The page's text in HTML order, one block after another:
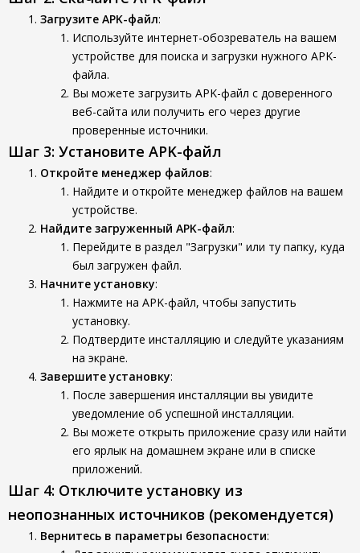
Загрузите APK-файл:
Используйте интернет-обозреватель на вашем
устройстве для поиска и загрузки нужного APK-
файла.
Вы можете загрузить APK-файл с доверенного
веб-сайта или получить его через другие
проверенные источники.
Шаг 3: Установите APK-файл
Откройте менеджер файлов:
Найдите и откройте менеджер файлов на вашем
устройстве.
Найдите загруженный APK-файл:
Перейдите в раздел "Загрузки" или ту папку, куда
был загружен файл.
Начните установку:
Нажмите на APK-файл, чтобы запустить
установку.
Подтвердите инсталляцию и следуйте указаниям
на экране.
Завершите установку:
После завершения инсталляции вы увидите
уведомление об успешной инсталляции.
Вы можете открыть приложение сразу или найти
его ярлык на домашнем экране или в списке
приложений.
Шаг 4: Отключите установку из
неопознанных источников (рекомендуется)
Вернитесь в параметры безопасности: